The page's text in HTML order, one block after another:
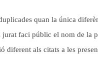
quan la única
jurat faci públic el nom de la
diferent als citats a les